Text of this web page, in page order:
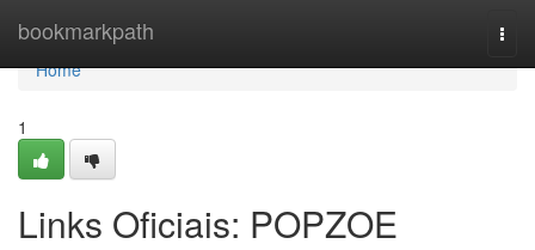
bookmarkpath
Home
Home
1
Links Oficiais: POPZOE